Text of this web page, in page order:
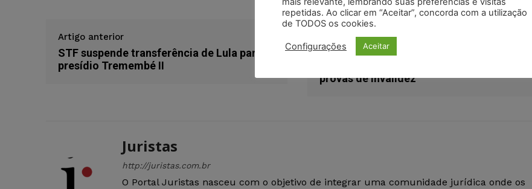
Artigo anterior
STF suspende transferência de Lula para
presídio Tremembé II
Próximo artigo
Prevalece presunção de legitimidade do
provas de invalidez
Juristas
http://juristas.com.br
O Portal Juristas nasceu com o objetivo de integrar uma comunidade jurídica onde os
repetidas. Ao clicar em “Aceitar”, concorda com a utilização
de TODOS os cookies.
Configurações Aceitar